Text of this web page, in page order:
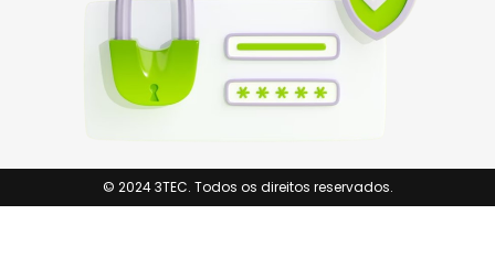
© 2024 3TEC. Todos os direitos reservados.